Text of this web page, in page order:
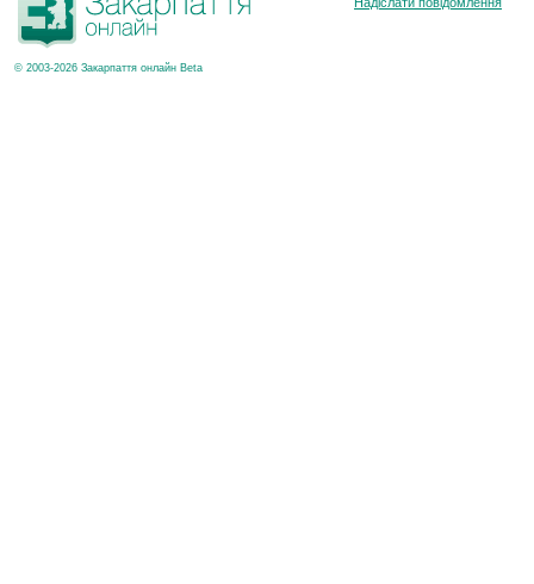
© 2003-2026 Закарпаття онлайн Beta